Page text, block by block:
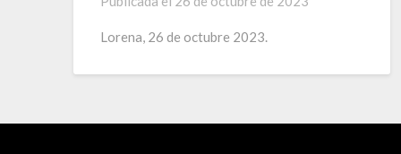
Lorena, 26 de octubre 2023.